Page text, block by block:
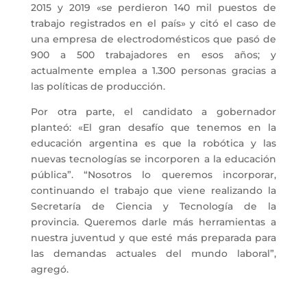
2015 y 2019 «se perdieron 140 mil puestos de
trabajo registrados en el país» y citó el caso de
una empresa de electrodomésticos que pasó de
900 a 500 trabajadores en esos años; y
actualmente emplea a 1.300 personas gracias a
las políticas de producción.
Por otra parte, el candidato a gobernador
planteó: «El gran desafío que tenemos en la
educación argentina es que la robótica y las
nuevas tecnologías se incorporen a la educación
pública”. “Nosotros lo queremos incorporar,
continuando el trabajo que viene realizando la
Secretaría de Ciencia y Tecnología de la
provincia. Queremos darle más herramientas a
nuestra juventud y que esté más preparada para
las demandas actuales del mundo laboral”,
agregó.